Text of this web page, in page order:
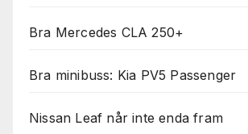
Bra Mercedes CLA 250+
Bra minibuss: Kia PV5 Passenger
Nissan Leaf når inte enda fram